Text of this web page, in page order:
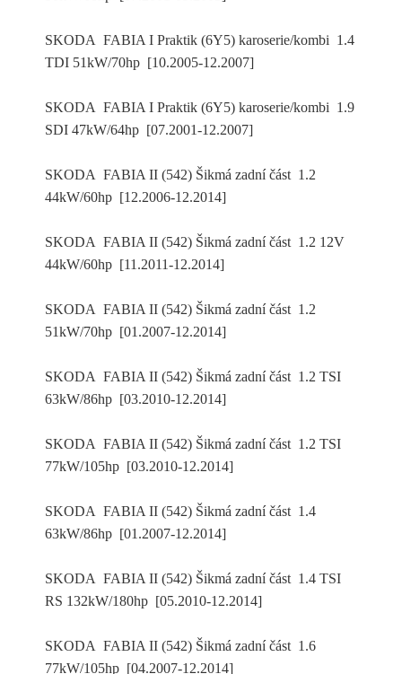
SKODA FABIA I Praktik (6Y5) karoserie/kombi 1.4
TDI 51kW/70hp [10.2005-12.2007]
SKODA FABIA I Praktik (6Y5) karoserie/kombi 1.9
SDI 47kW/64hp [07.2001-12.2007]
SKODA FABIA II (542) Šikmá zadní část 1.2
44kW/60hp [12.2006-12.2014]
SKODA FABIA II (542) Šikmá zadní část 1.2 12V
44kW/60hp [11.2011-12.2014]
SKODA FABIA II (542) Šikmá zadní část 1.2
51kW/70hp [01.2007-12.2014]
SKODA FABIA II (542) Šikmá zadní část 1.2 TSI
63kW/86hp [03.2010-12.2014]
SKODA FABIA II (542) Šikmá zadní část 1.2 TSI
77kW/105hp [03.2010-12.2014]
SKODA FABIA II (542) Šikmá zadní část 1.4
63kW/86hp [01.2007-12.2014]
SKODA FABIA II (542) Šikmá zadní část 1.4 TSI
RS 132kW/180hp [05.2010-12.2014]
SKODA FABIA II (542) Šikmá zadní část 1.6
77kW/105hp [04.2007-12.2014]